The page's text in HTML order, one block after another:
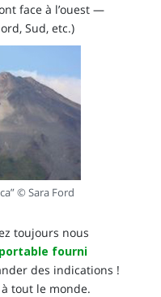
face à l’ouest —
Sud, etc.)
© Sara Ford
toujours nous
fourni
des indications !
tout le monde.